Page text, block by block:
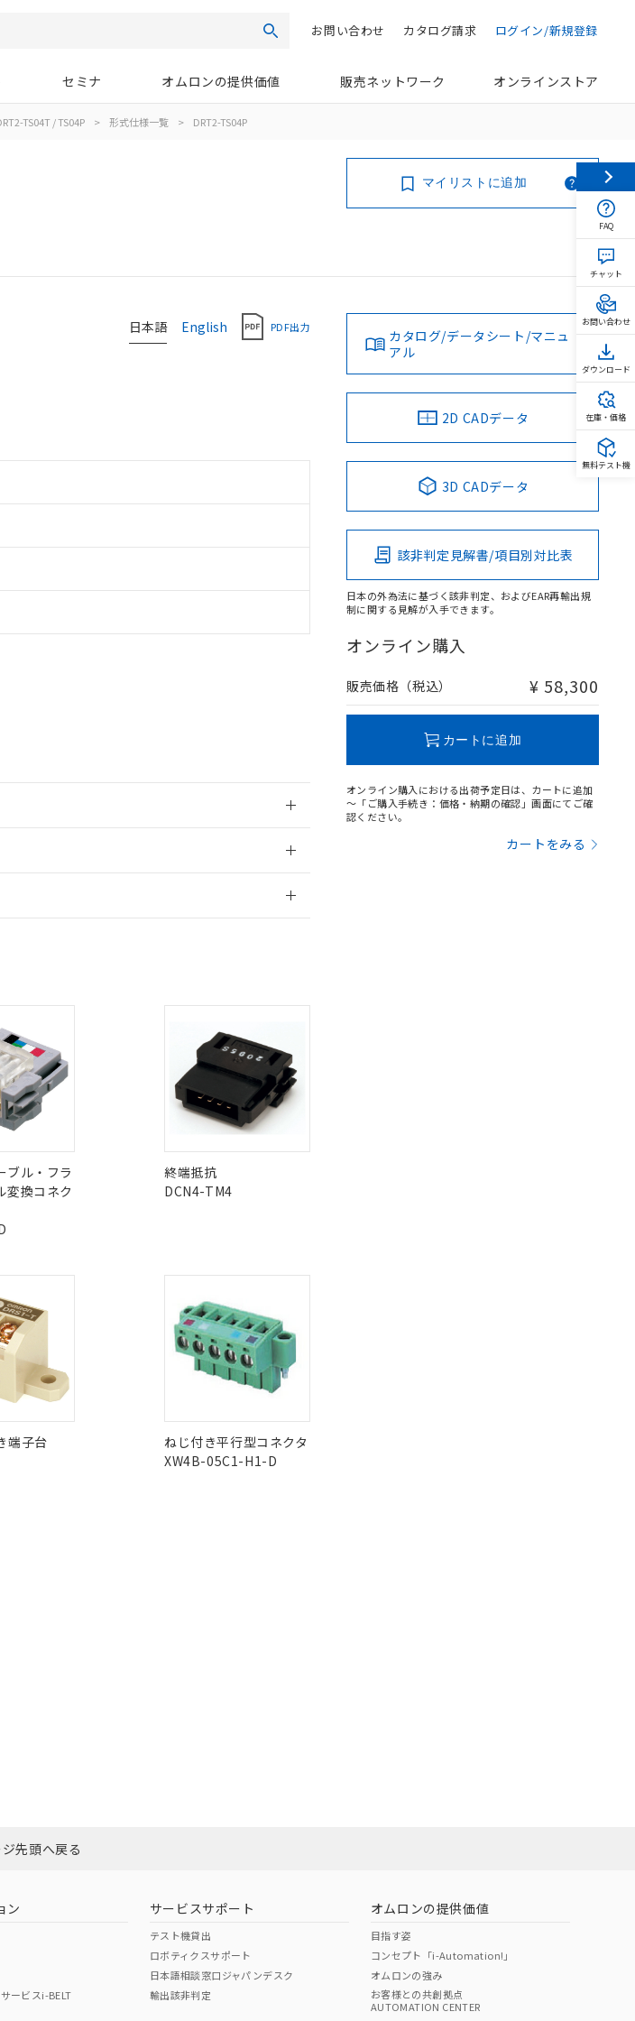
検索 ログイン/新規登録
カタログ請求
お問い合わせ
セミナ オムロンの提供価値 販売ネットワーク オンラインストア
TS04T / TS04P > 形式仕様一覧 > DRT2-TS04P
マイリストに追加
日本語 English PDF出力
PBDEs
があります。
この製品のRoHS/REACH対応状況ページへ
ABS型式承認
（アメリカ
船舶規格）
の他の認証はこちらのページからご検索ください
ブル・フラ
変換コネク
終端抵抗
DCN4-TM4
端子台
ねじ付き平行型コネクタ
XW4B-05C1-H1-D
カタログ/データシート/マニュ
アル
2D CADデータ
3D CADデータ
該非判定見解書/項目別対比表
日本の外為法に基づく該非判定、およびEAR再輸出規
制に関する見解が入手できます。
オンライン購入
販売価格（税込） ¥ 58,300
カートに追加
オンライン購入における出荷予定日は、カートに追加
～「ご購入手続き：価格・納期の確認」画面にてご確
認ください。
カートをみる
ださい。
社在庫状況および標準価格(税抜)を提供させていただ
スの対象外となる商品もあることをご了承ください。
いる更新日時点での社内データに基づき作成されるも
び標準価格とは異なる場合があることをご了承くださ
引先、またはお客様担当のオムロン制御機器販売店・
をご利用いただくには、I-Webメンバーズにご登録され
た部品リストについて、当社および当社の共同利用者
取引・商談に必要な範囲で利用することをご了承くだ
用に関して"
の「1.共同利用者の範囲」に記載されて
が、含有品と判明した場合などやむを得ず変更すること
100ppm以下、
1000ppm以下、ポリ臭化ジフェニルエーテル類(PBDE) 1000ppm以下、
下、フタル酸ブチルベンジル（BBP） 1000ppm以下、フタル酸ジブチ
用がないことを確認しています。
ます。
、過去に遡って非含有を証明するものではありません。
応では、対応完了までの期間は出荷製品に未対応品が
下であることを示します。
超えていることを示します。
ください。
、
、 PBDEs(ポリ臭化ジフェニルエーテル類) : 1000ppm、
) : 1000ppm、 BBP(フタル酸ブチルベンジル) : 1000ppm、
であることを示します。
に漏えいし、環境に深刻な影響を及ぼさない年数を意
ください。
び外国貿易法に定める商品（以下｢規制貨物等」とい
本国政府の輸出許可(または役務取引許可)を取得する
するなど、違法に輸出されないよう必要な手段を講じ
兵器、生物兵器またはその他武器並びにこれらの製造装
、上記1、2および3の内容を当該第三者に通知します。
)
していない機種
先頭へ戻る
ン
ービスi-BELT
サービスサポート
テスト機貸出
ロボティクスサポート
日本語相談窓口ジャパンデスク
輸出該非判定
オムロンの提供価値
目指す姿
コンセプト「i-Automation!」
オムロンの強み
お客様との共創拠点
AUTOMATION CENTER
FAQ
チャット
お問い合わせ
ダウンロード
在庫・価格
無料テスト機